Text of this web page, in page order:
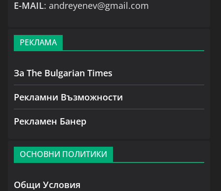
Е-MAIL: andreyenev@gmail.com
РЕКЛАМА
За The Bulgarian Times
Рекламни Възможности
Рекламен Банер
ОСНОВНИ ПОЛИТИКИ
Общи Условия